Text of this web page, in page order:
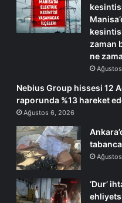
zaman
ne
Nebius Group hissesi 12
raporunda %13 hareket
Ağustos 6, 2026
‘Dur’